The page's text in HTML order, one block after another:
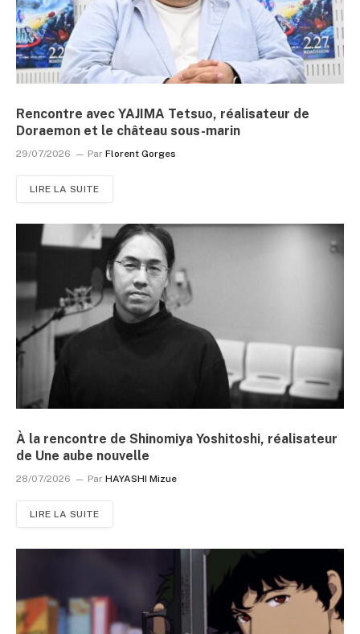
Rencontre avec YAJIMA Tetsuo, réalisateur de
Doraemon et le château sous-marin
29/07/2026 Par Florent Gorges
LIRE LA SUITE
À la rencontre de Shinomiya Yoshitoshi, réalisateur
de Une aube nouvelle
28/07/2026 Par HAYASHI Mizue
LIRE LA SUITE